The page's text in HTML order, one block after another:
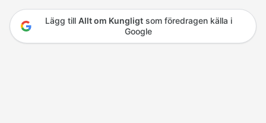
Lägg till Allt om Kungligtsom föredragen källa i
Google